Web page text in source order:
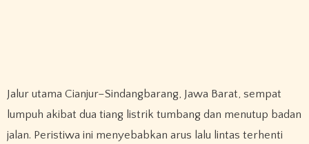
Jalur utama Cianjur–Sindangbarang, Jawa Barat, sempat
lumpuh akibat dua tiang listrik tumbang dan menutup badan
jalan. Peristiwa ini menyebabkan arus lalu lintas terhenti